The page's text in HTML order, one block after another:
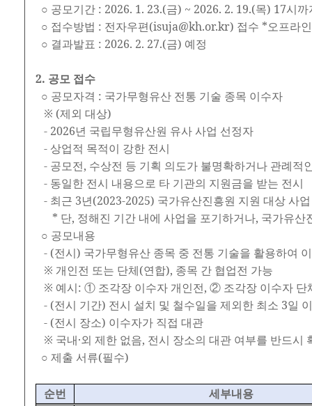
○ 공모기간 : 2026. 1. 23.(금) ~ 2026. 2. 19.(목) 17시
○ 접수방법 : 전자우편(isuja@kh.or.kr) 접수 *오프라
○ 결과발표 : 2026. 2. 27.(금) 예정
2. 공모 접수
○ 공모자격 : 국가무형유산 전통 기술 종목 이수자
※ (제외 대상)
- 2026년 국립무형유산원 유사 사업 선정자
- 상업적 목적이 강한 전시
- 공모전, 수상전 등 기획 의도가 불명확하거나 관례적
- 동일한 전시 내용으로 타 기관의 지원금을 받는 전시
- 최근 3년(2023-2025) 국가유산진흥원 지원 대상 사
* 단, 정해진 기간 내에 사업을 포기하거나, 국가유산
○ 공모내용
- (전시) 국가무형유산 종목 중 전통 기술을 활용하여
※ 개인전 또는 단체(연합), 종목 간 협업전 가능
※ 예시: ① 조각장 이수자 개인전, ② 조각장 이수자
- (전시 기간) 전시 설치 및 철수일을 제외한 최소 3일
- (전시 장소) 이수자가 직접 대관
※ 국내·외 제한 없음, 전시 장소의 대관 여부를 반드시
○ 제출 서류(필수)
순번
세부내용